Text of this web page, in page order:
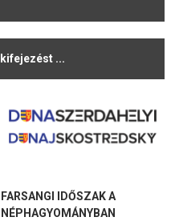
2017.03.26
FARSANGI IDŐSZAK A
NÉPHAGYOMÁNYBAN